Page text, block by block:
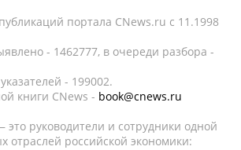
портала CNews.ru c 11.1998
- 1462777, в очереди разбора -
- 199002.
книги CNews - book@cnews.ru
это руководители и сотрудники одной
отраслей российской экономики: